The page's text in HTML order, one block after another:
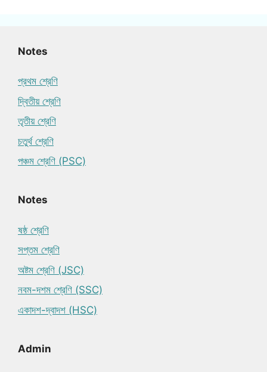
Notes
প্রথম শ্রেণি
দ্বিতীয় শ্রেণি
তৃতীয় শ্রেণি
চতুর্থ শ্রেণি
পঞ্চম শ্রেণি (PSC)
Notes
ষষ্ঠ শ্রেণি
সপ্তম শ্রেণি
অষ্টম শ্রেণি (JSC)
নবম-দশম শ্রেণি (SSC)
একাদশ-দ্বাদশ (HSC)
Admin